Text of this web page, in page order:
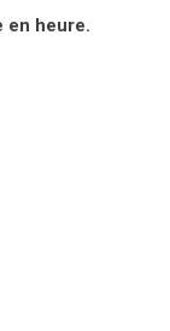
en heure.